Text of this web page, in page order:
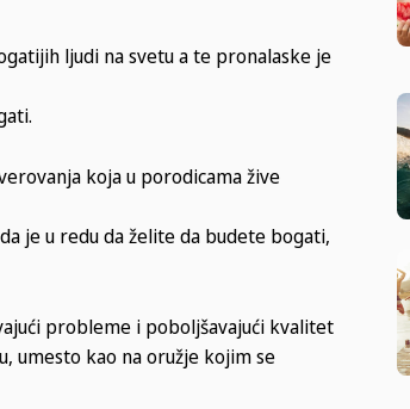
ljudi na svetu a te pronalaske je
koja u porodicama žive
je u redu da želite da budete bogati,
probleme i poboljšavajući kvalitet
umesto kao na oružje kojim se